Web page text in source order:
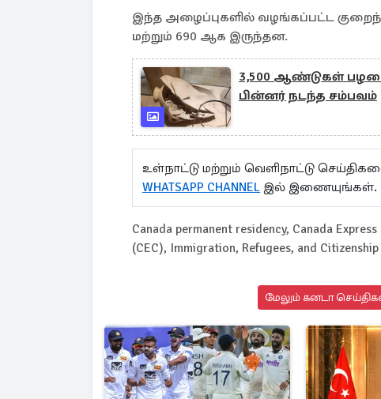
இந்த அழைப்புகளில் வழங்கப்பட்ட
மற்றும் 690 ஆக இருந்தன.
3,500 ஆண்டுகள்
பின்னர் நடந்த சம்பவம்
உள்நாட்டு மற்றும் வெளிநாட்டு
WHATSAPP CHANNEL இல் இணையுங்கள்.
Canada permanent residency, Canada
(CEC), Immigration, Refugees, and
மேலும் கனடா